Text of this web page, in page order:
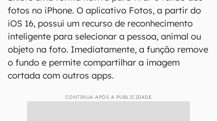
fotos no iPhone. O aplicativo Fotos, a partir do
iOS 16, possui um recurso de reconhecimento
inteligente para selecionar a pessoa, animal ou
objeto na foto. Imediatamente, a função remove
o fundo e permite compartilhar a imagem
cortada com outros apps.
CONTINUA APÓS A PUBLICIDADE